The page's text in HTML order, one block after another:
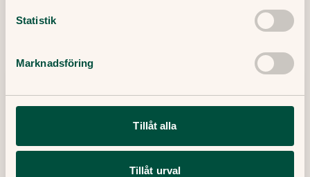
Statistik
Marknadsföring
Tillåt alla
Tillåt urval
Här finner du våra artiklar där vi skriver om det
senaste inom sjukvård, hälsa och medicin.